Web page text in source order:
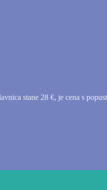
stane 28 €, je cena s